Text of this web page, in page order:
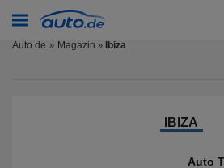
Auto.de Magazin » Ibiza
IBIZA
Auto